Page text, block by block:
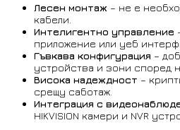
Лесен монтаж – не е
кабели.
Интелигентно управление
приложение или уеб
Гъвкава конфигурация –
устройства и зони според
Висока надеждност –
срещу саботаж.
Интеграция с
HIKVISION камери и NVR